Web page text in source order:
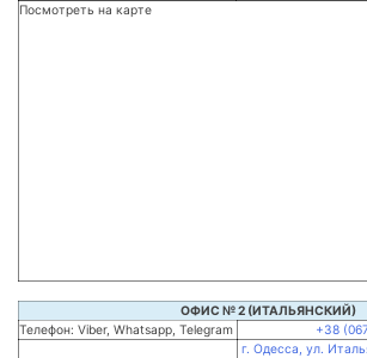
Посмотреть на карте
ОФИС № 2 (ИТАЛЬЯНСКИЙ)
Телефон: Viber, Whatsapp, Telegram
+38
г. Одесса, ул.